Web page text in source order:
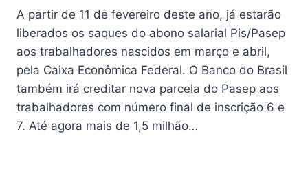
A partir de 11 de fevereiro deste ano, já estarão
liberados os saques do abono salarial Pis/Pasep
aos trabalhadores nascidos em março e abril,
pela Caixa Econômica Federal. O Banco do Brasil
também irá creditar nova parcela do Pasep aos
trabalhadores com número final de inscrição 6 e
7. Até agora mais de 1,5 milhão…